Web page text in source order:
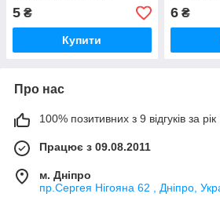
5 ₴
Купити
6₴
Про нас
100% позитивних з 9 відгуків за рік
Працює з 09.08.2011
м. Дніпро
пр.Сергея Нігояна 62 , Дніпро,